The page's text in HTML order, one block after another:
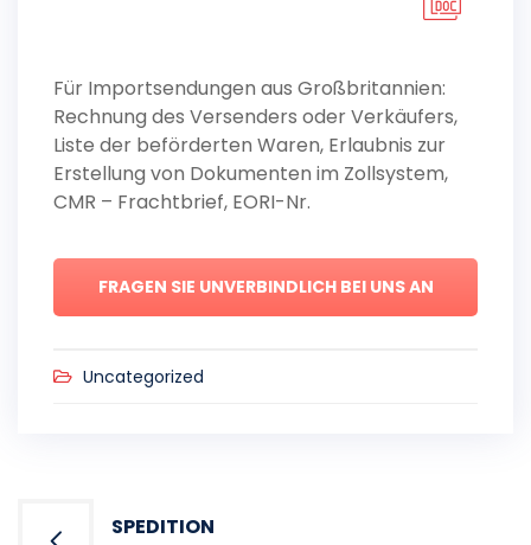
Für Importsendungen aus Großbritannien:
Rechnung des Versenders oder Verkäufers,
Liste der beförderten Waren, Erlaubnis zur
Erstellung von Dokumenten im Zollsystem,
CMR – Frachtbrief, EORI-Nr.
FRAGEN SIE UNVERBINDLICH BEI UNS AN
Uncategorized
SPEDITION